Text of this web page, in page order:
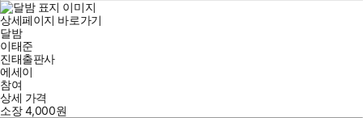
상세페이지 바로가기
달밤
이태준
진태출판사
에세이
참여
상세 가격
소장4,000원